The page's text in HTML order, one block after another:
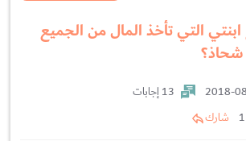
التي تأخذ المال من الجميع
شحاذ؟
13 إجابات
1 شارك